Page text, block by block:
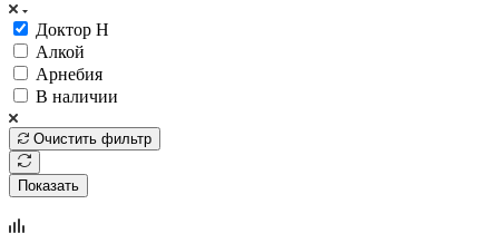
Доктор Н
Алкой
Арнебия
В наличии
Очистить фильтр
Показать